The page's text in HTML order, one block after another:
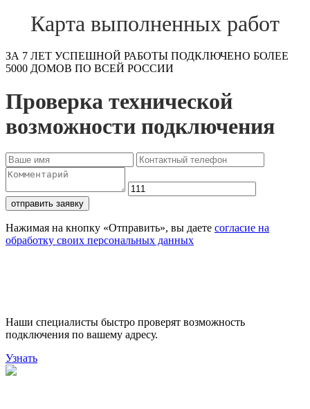
Карта выполненных работ
ЗА 7 ЛЕТ УСПЕШНОЙ РАБОТЫ ПОДКЛЮЧЕНО БОЛЕЕ
5000 ДОМОВ ПО ВСЕЙ РОССИИ
Проверка технической
возможности подключения
отправить заявку
Нажимая на кнопку «Отправить», вы даете согласие на
обработку своих персональных данных
Наши специалисты быстро проверят возможность
подключения по вашему адресу.
Узнать